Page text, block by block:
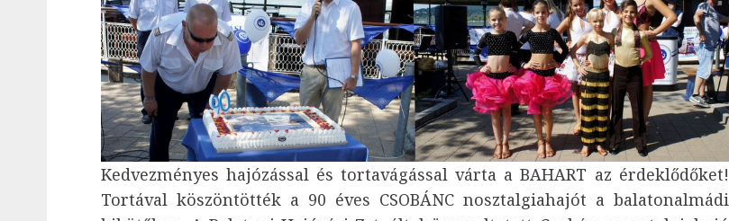
Kedvezményes hajózással és tortavágással várta a BAHART az érdeklődőket!
Tortával köszöntötték a 90 éves CSOBÁNC nosztalgiahajót a balatonalmádi